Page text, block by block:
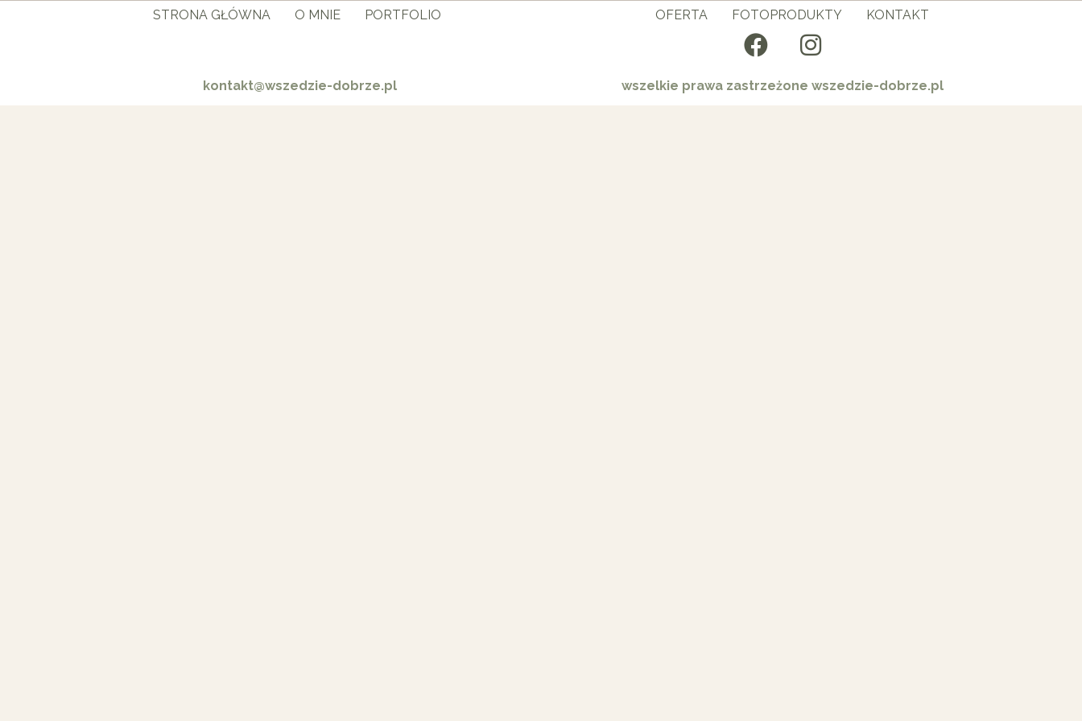
STRONA GŁÓWNA O MNIE PORTFOLIO OFERTA FOTOPRODUKTY KONTAKT
kontakt@wszedzie-dobrze.pl wszelkie prawa zastrzeżone wszedzie-dobrze.pl